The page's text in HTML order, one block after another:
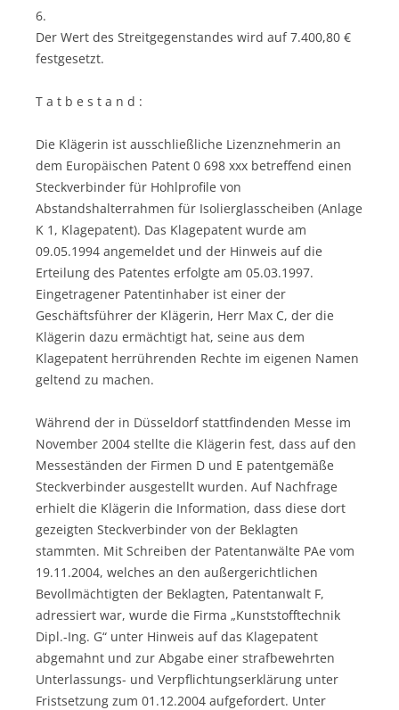
6.
Der Wert des Streitgegenstandes wird auf 7.400,80 €
festgesetzt.
T a t b e s t a n d :
Die Klägerin ist ausschließliche Lizenznehmerin an
dem Europäischen Patent 0 698 xxx betreffend einen
Steckverbinder für Hohlprofile von
Abstandshalterrahmen für Isolierglasscheiben (Anlage
K 1, Klagepatent). Das Klagepatent wurde am
09.05.1994 angemeldet und der Hinweis auf die
Erteilung des Patentes erfolgte am 05.03.1997.
Eingetragener Patentinhaber ist einer der
Geschäftsführer der Klägerin, Herr Max C, der die
Klägerin dazu ermächtigt hat, seine aus dem
Klagepatent herrührenden Rechte im eigenen Namen
geltend zu machen.
Während der in Düsseldorf stattfindenden Messe im
November 2004 stellte die Klägerin fest, dass auf den
Messeständen der Firmen D und E patentgemäße
Steckverbinder ausgestellt wurden. Auf Nachfrage
erhielt die Klägerin die Information, dass diese dort
gezeigten Steckverbinder von der Beklagten
stammten. Mit Schreiben der Patentanwälte PAe vom
19.11.2004, welches an den außergerichtlichen
Bevollmächtigten der Beklagten, Patentanwalt F,
adressiert war, wurde die Firma „Kunststofftechnik
Dipl.-Ing. G“ unter Hinweis auf das Klagepatent
abgemahnt und zur Abgabe einer strafbewehrten
Unterlassungs- und Verpflichtungserklärung unter
Fristsetzung zum 01.12.2004 aufgefordert. Unter